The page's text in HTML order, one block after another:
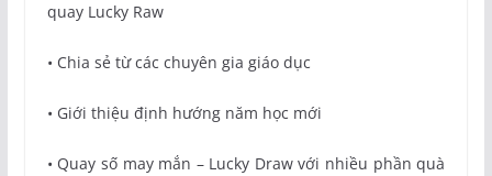
quay Lucky Raw
• Chia sẻ từ các chuyên gia giáo dục
• Giới thiệu định hướng năm học mới
• Quay số may mắn – Lucky Draw với nhiều phần quà